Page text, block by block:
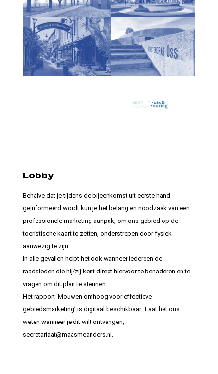
Lobby
Behalve dat je tijdens de bijeenkomst uit eerste hand
geïnformeerd wordt kun je het belang en noodzaak van een
professionele marketing aanpak, om ons gebied op de
toeristische kaart te zetten, onderstrepen door fysiek
aanwezig te zijn.
In alle gevallen helpt het ook wanneer iedereen de
raadsleden die hij/zij kent direct hiervoor te benaderen en te
vragen om dit plan te steunen.
Het rapport ‘Mouwen omhoog voor effectieve
gebiedsmarketing’ is digitaal beschikbaar. Laat het ons
weten wanneer je dit wilt ontvangen,
secretariaat@maasmeanders.nl.